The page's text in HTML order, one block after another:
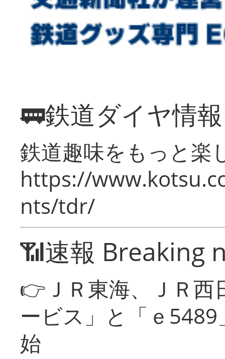
🚃鉄道ダイヤ情
鉄道趣味をもっと楽
https://
nts/tdr/
📶速報 Breaking
👉ＪＲ東海、ＪＲ
ービス」と「ｅ
始